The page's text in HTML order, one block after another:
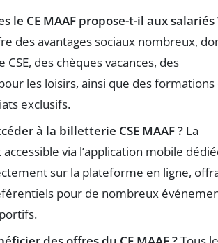
le CE MAAF propose-t-il aux salariés
des avantages sociaux nombreux,
des chèques vacances, des
les loisirs, ainsi que des formations
exclusifs.
à la billetterie CSE MAAF ? La
via l’application mobile
sur la plateforme en ligne,
pour de nombreux